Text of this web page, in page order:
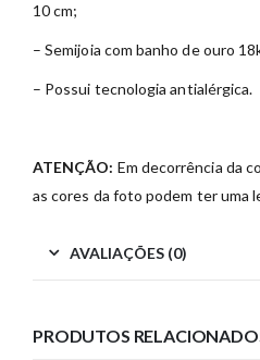
10 cm;
– Semijoia com banho de ouro
– Possui tecnologia antialérgica.
ATENÇÃO: Em decorrência da
as cores da foto podem ter uma
AVALIAÇÕES (0)
PRODUTOS